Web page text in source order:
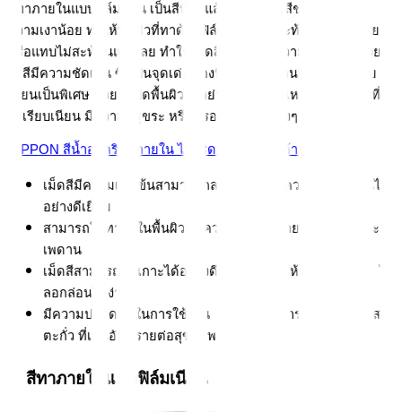
สีทาภายในแบบฟิล์มด้าน เป็นสีที่ทาแล้วจะให้ฟิล์มสีชนิดด้าน ที่มี
ความเงาน้อย ทำให้พื้นผิวที่ทาด้วยฟิล์มแบบด้านสะท้อนแสงได้น้อย
หรือแทบไม่สะท้อนแสงเลย ทำให้เม็ดสีที่ทานั้นมีความโดดเด่น ช่วย
ให้สีมีความชัดเจน ซึ่งเป็นจุดเด่นของฟิล์มสีแบบด้านที่มีความเรียบ
เนียนเป็นพิเศษ ช่วยปกปิดพื้นผิวได้อย่างดีเยี่ยม จึงเหมาะกับพื้นผิวที่
ไม่เรียบเนียน มีความขรุขระ หรือมีรอยขีดข่วนต่างๆ
NIPPON สีน้ำอะคริลิกภายใน ไฮบริด โกลด์ ฟิล์มด้าน
เม็ดสีมีความเข้มข้นสามารถกลบพื้นผิวให้มีความเรียบเนียนได้
อย่างดีเยี่ยม
สามารถใช้ทาได้ในพื้นผิวที่มีความหลากหลายทั้งผนัง และฝ้า
เพดาน
เม็ดสีสามารถยึดเกาะได้อย่างดีเยี่ยม ช่วยให้สีติดทนนาน ไม่
ลอกล่อนได้ง่าย
มีความปลอดภัยในการใช้งาน ปราศจากสารปรอท และสาร
ตะกั่ว ที่เป็นอันตรายต่อสุขภาพ
2. สีทาภายในแบบฟิล์มเนียน